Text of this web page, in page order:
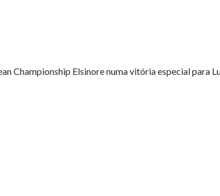
Championship Elsinore numa vitória especial para